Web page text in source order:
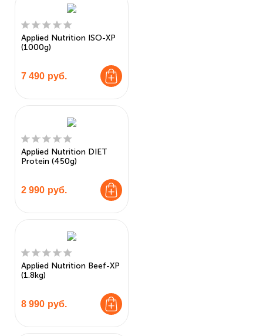
Applied Nutrition ISO-XP
(1000g)
7 490 руб.
Applied Nutrition DIET
Protein (450g)
2 990 руб.
Applied Nutrition Beef-XP
(1.8kg)
8 990 руб.